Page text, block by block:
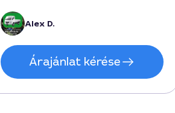
forint volt, amely tartalmazta a
felületi előkészítést és a végső
ellenőrzést. Alex gondos és pontos
volt, csak ajánlani tudom a
szolgáltatást.
Alex D.
Árajánlat kérése